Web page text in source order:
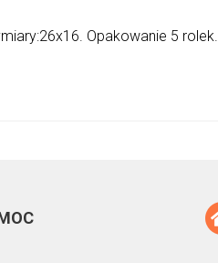
Opakowanie 5 rolek.